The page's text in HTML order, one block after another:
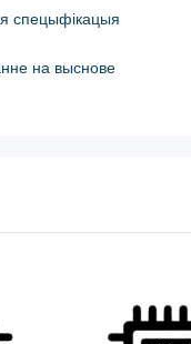
спецыфікацыя
на выснове